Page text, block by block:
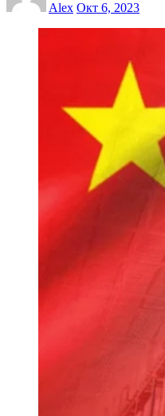
Alex Окт 6, 2023